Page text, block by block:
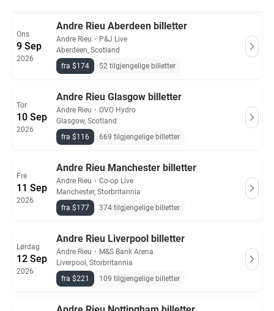
Ons
9 Sep
2026
Andre Rieu Aberdeen billetter
Andre Rieu ・ P&J Live
Aberdeen, Scotland
fra $174
52 tilgjengelige billetter
Tor
10 Sep
2026
Andre Rieu Glasgow billetter
Andre Rieu ・ OVO Hydro
Glasgow, Scotland
fra $116
669 tilgjengelige billetter
Fre
11 Sep
2026
Andre Rieu Manchester billetter
Andre Rieu ・ Co-op Live
Manchester, Storbritannia
fra $177
374 tilgjengelige billetter
Lørdag
12 Sep
2026
Andre Rieu Liverpool billetter
Andre Rieu ・ M&S Bank Arena
Liverpool, Storbritannia
fra $221
109 tilgjengelige billetter